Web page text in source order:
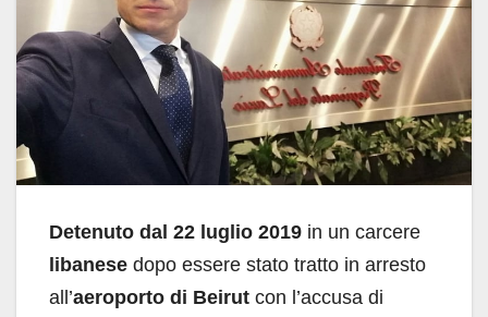
Detenuto dal 22 luglio 2019 in un carcere
libanese dopo essere stato tratto in arresto
all’aeroporto di Beirut con l’accusa di